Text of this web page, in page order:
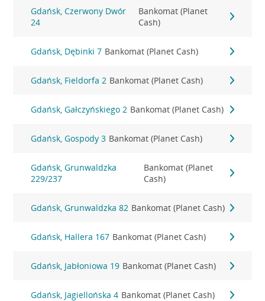
Gdańsk, Czerwony Dwór
24
Bankomat (Planet
Cash)
Gdańsk, Dębinki 7 Bankomat (Planet Cash)
Gdańsk, Fieldorfa 2 Bankomat (Planet Cash)
Gdańsk, Gałczyńskiego 2 Bankomat (Planet Cash)
Gdańsk, Gospody 3 Bankomat (Planet Cash)
Gdańsk, Grunwaldzka
229/237
Bankomat (Planet
Cash)
Gdańsk, Grunwaldzka 82 Bankomat (Planet Cash)
Gdańsk, Hallera 167 Bankomat (Planet Cash)
Gdańsk, Jabłoniowa 19 Bankomat (Planet Cash)
Gdańsk, Jagiellońska 4 Bankomat (Planet Cash)